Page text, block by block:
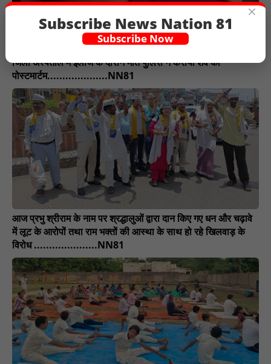
चित्रकूट बांदा के चकरेही क्योटरा में सोते समय किशोरी को सर्प ने डसा
जिला अस्पताल में इलाज के दौरान मौत पुलिस ने कराया शव का
पोस्टमार्टम....................NN81
आज प्रभु श्रीराम के नाम पर श्रद्धालुओं द्वारा दान किए गए धन और चढ़ावे
में लूट के आरोपों तथा राम भक्तों की आस्था के साथ हो रहे खिलवाड़ के
विरोध .....................NN81
×
Subscribe News Nation 81
Subscribe Now